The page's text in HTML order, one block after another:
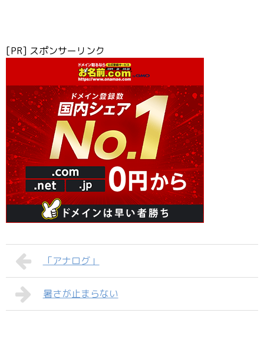
[PR] スポンサーリンク
「アナログ」
暑さが止まらない